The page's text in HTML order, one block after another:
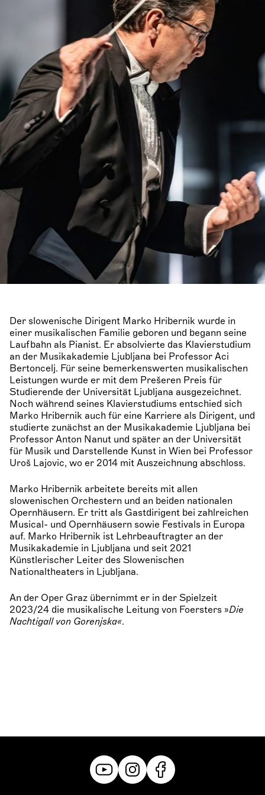
Der slowenische Dirigent Marko Hribernik wurde in
einer musikalischen Familie geboren und begann seine
Laufbahn als Pianist. Er absolvierte das Klavierstudium
an der Musikakademie Ljubljana bei Professor Aci
Bertoncelj. Für seine bemerkenswerten musikalischen
Leistungen wurde er mit dem Prešeren Preis für
Studierende der Universität Ljubljana ausgezeichnet.
Noch während seines Klavierstudiums entschied sich
Marko Hribernik auch für eine Karriere als Dirigent, und
studierte zunächst an der Musikakademie Ljubljana bei
Professor Anton Nanut und später an der Universität
für Musik und Darstellende Kunst in Wien bei Professor
Uroš Lajovic, wo er 2014 mit Auszeichnung abschloss.
Marko Hribernik arbeitete bereits mit allen
slowenischen Orchestern und an beiden nationalen
Opernhäusern. Er tritt als Gastdirigent bei zahlreichen
Musical- und Opernhäusern sowie Festivals in Europa
auf. Marko Hribernik ist Lehrbeauftragter an der
Musikakademie in Ljubljana und seit 2021
Künstlerischer Leiter des Slowenischen
Nationaltheaters in Ljubljana.
An der Oper Graz übernimmt er in der Spielzeit
2023/24 die musikalische Leitung von Foersters »Die
Nachtigall von Gorenjska«.